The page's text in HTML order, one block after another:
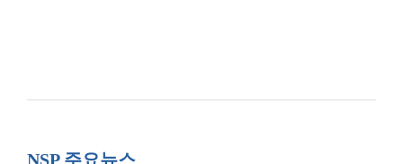
NSP 주요뉴스